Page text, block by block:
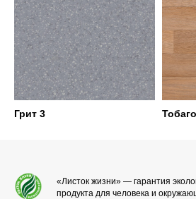
Грит 3
«Листок жизни» — гарантия
продукта для человека и